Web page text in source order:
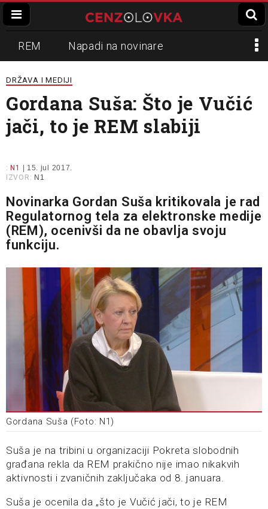
REM Napadi na novinare
Zvučni top
Propaganda Lokalni mediji
Informer Slavko Ćuruvija
DRŽAVA I MEDIJI
Gordana Suša: Što je Vučić
jači, to je REM slabiji
: N1
| 15. jul 2017.
IZVOR: N1
Novinarka Gordan Suša kritikovala je rad
Regulatornog tela za elektronske medije
(REM), ocenivši da ne obavlja svoju
funkciju.
Gordana Suša (Foto: N1)
Suša je na tribini u organizaciji Pokreta slobodnih
građana rekla da REM prakično nije imao nikakvih
aktivnosti i zvaničnih zaključaka od 8. januara.
Suša je ocenila da „što je Vučić jači, to je REM